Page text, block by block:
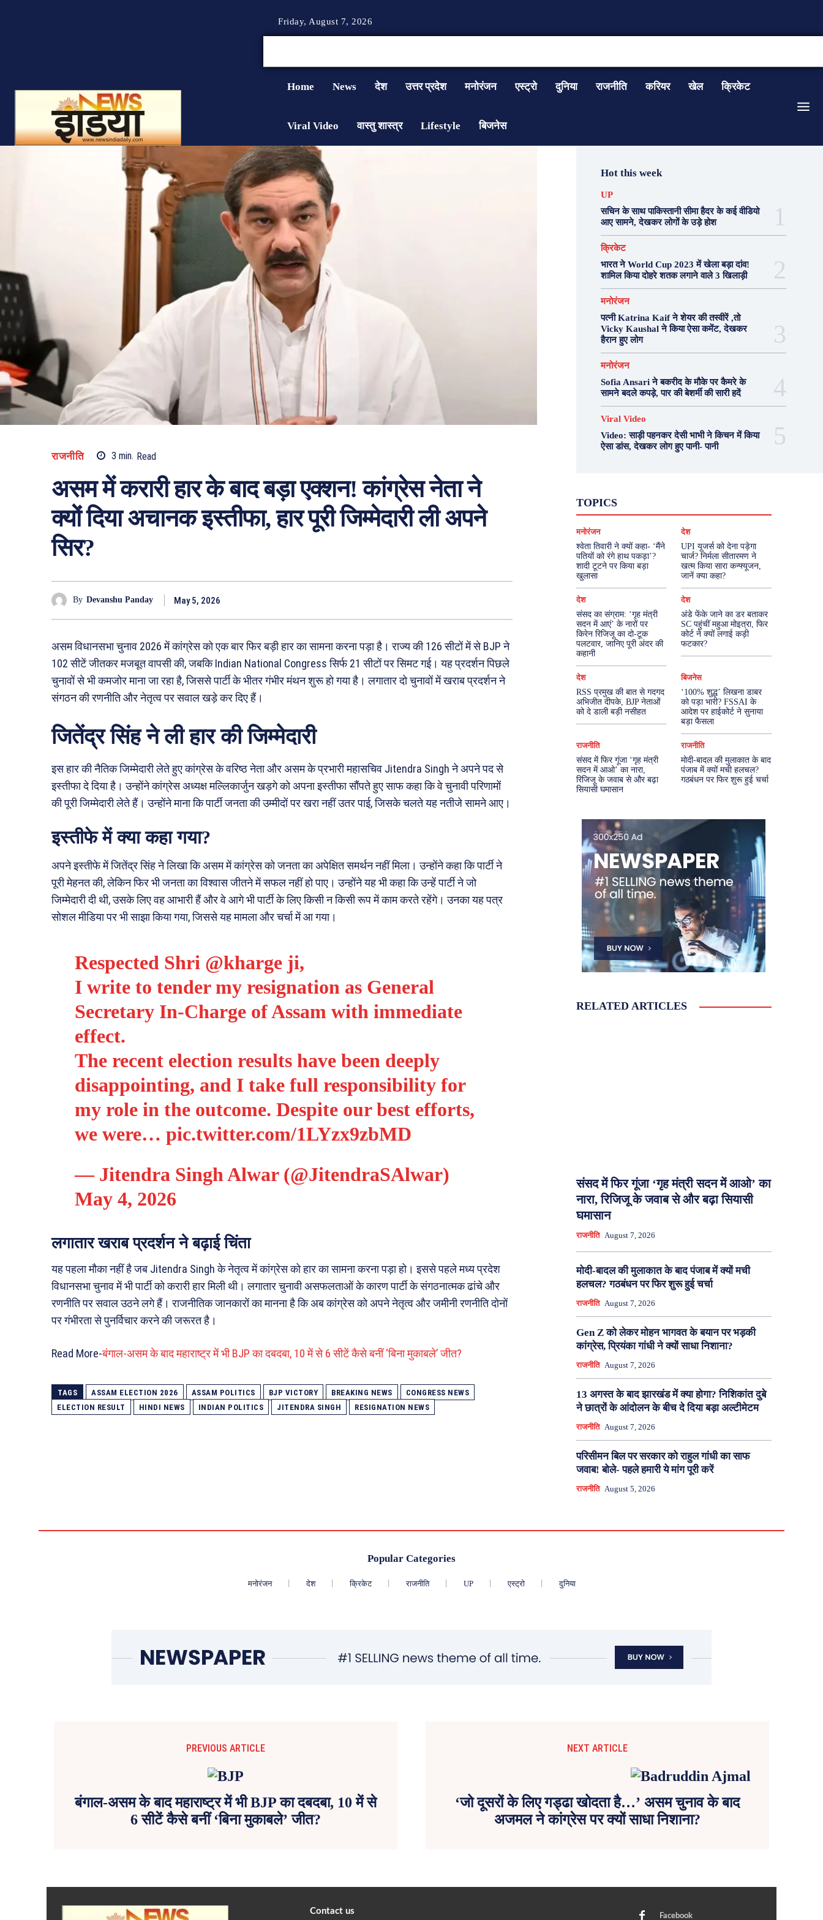
Friday, August 7, 2026
Home News देश उत्तर प्रदेश मनोरंजन एस्ट्रो दुनिया राजनीति करियर खेल क्रिकेट
Viral Video वास्तु शास्त्र Lifestyle बिजनेस
राजनीति 3 min. Read
असम में करारी हार के बाद बड़ा एक्शन! कांग्रेस नेता ने
क्यों दिया अचानक इस्तीफा, हार पूरी जिम्मेदारी ली अपने
सिर?
By Devanshu Panday May 5, 2026
असम विधानसभा चुनाव 2026 में कांग्रेस को एक बार फिर बड़ी हार का सामना करना पड़ा है। राज्य की 126 सीटों में से BJP ने
102 सीटें जीतकर मजबूत वापसी की, जबकि Indian National Congress सिर्फ 21 सीटों पर सिमट गई। यह प्रदर्शन पिछले
चुनावों से भी कमजोर माना जा रहा है, जिससे पार्टी के भीतर गंभीर मंथन शुरू हो गया है। लगातार दो चुनावों में खराब प्रदर्शन ने
संगठन की रणनीति और नेतृत्व पर सवाल खड़े कर दिए हैं।
जितेंद्र सिंह ने ली हार की जिम्मेदारी
इस हार की नैतिक जिम्मेदारी लेते हुए कांग्रेस के वरिष्ठ नेता और असम के प्रभारी महासचिव Jitendra Singh ने अपने पद से
इस्तीफा दे दिया है। उन्होंने कांग्रेस अध्यक्ष मल्लिकार्जुन खड़गे को अपना इस्तीफा सौंपते हुए साफ कहा कि वे चुनावी परिणामों
की पूरी जिम्मेदारी लेते हैं। उन्होंने माना कि पार्टी जनता की उम्मीदों पर खरा नहीं उतर पाई, जिसके चलते यह नतीजे सामने आए।
इस्तीफे में क्या कहा गया?
अपने इस्तीफे में जितेंद्र सिंह ने लिखा कि असम में कांग्रेस को जनता का अपेक्षित समर्थन नहीं मिला। उन्होंने कहा कि पार्टी ने
पूरी मेहनत की, लेकिन फिर भी जनता का विश्वास जीतने में सफल नहीं हो पाए। उन्होंने यह भी कहा कि उन्हें पार्टी ने जो
जिम्मेदारी दी थी, उसके लिए वह आभारी हैं और वे आगे भी पार्टी के लिए किसी न किसी रूप में काम करते रहेंगे। उनका यह पत्र
सोशल मीडिया पर भी साझा किया गया, जिससे यह मामला और चर्चा में आ गया।
Respected Shri @khargeji,
I write to tender my resignation as General
Secretary In-Charge of Assam with immediate
effect.
The recent election results have been deeply
disappointing, and I take full responsibility for
my role in the outcome. Despite our best efforts,
we were… pic.twitter.com/1LYzx9zbMD
— Jitendra Singh Alwar (@JitendraSAlwar)
May 4, 2026
लगातार खराब प्रदर्शन ने बढ़ाई चिंता
यह पहला मौका नहीं है जब Jitendra Singh के नेतृत्व में कांग्रेस को हार का सामना करना पड़ा हो। इससे पहले मध्य प्रदेश
विधानसभा चुनाव में भी पार्टी को करारी हार मिली थी। लगातार चुनावी असफलताओं के कारण पार्टी के संगठनात्मक ढांचे और
रणनीति पर सवाल उठने लगे हैं। राजनीतिक जानकारों का मानना है कि अब कांग्रेस को अपने नेतृत्व और जमीनी रणनीति दोनों
पर गंभीरता से पुनर्विचार करने की जरूरत है।
Read More-बंगाल-असम के बाद महाराष्ट्र में भी BJP का दबदबा, 10 में से 6 सीटें कैसे बनीं ‘बिना मुकाबले’ जीत?
TAGS ASSAM ELECTION 2026 ASSAM POLITICS BJP VICTORY BREAKING NEWS
CONGRESS NEWS
ELECTION RESULT
HINDI NEWS INDIAN POLITICS JITENDRA SINGH RESIGNATION NEWS
Hot this week
UP
सचिन के साथ पाकिस्तानी सीमा हैदर के कई वीडियो
आए सामने, देखकर लोगों के उड़े होश
क्रिकेट
भारत ने World Cup 2023 में खेला बड़ा दांव!
शामिल किया दोहरे शतक लगाने वाले 3 खिलाड़ी
मनोरंजन
पत्नी Katrina Kaif ने शेयर की तस्वीरें ,तो
Vicky Kaushal ने किया ऐसा कमेंट, देखकर
हैरान हुए लोग
मनोरंजन
Sofia Ansari ने बकरीद के मौके पर कैमरे के
सामने बदले कपड़े, पार की बेशर्मी की सारी हदें
Viral Video
Video: साड़ी पहनकर देसी भाभी ने किचन में किया
ऐसा डांस, देखकर लोग हुए पानी- पानी
TOPICS
दुनिया
मनोरंजन
राजनीति वास्तु शास्त्र
More
मनोरंजन
श्वेता तिवारी ने क्यों कहा- ‘मैंने
पतियों को रंगे हाथ पकड़ा’?
शादी टूटने पर किया बड़ा
खुलासा
देश
UPI यूजर्स को देना पड़ेगा
चार्ज? निर्मला सीतारमण ने
खत्म किया सारा कन्फ्यूजन,
जानें क्या कहा?
देश
संसद का संग्राम: ‘गृह मंत्री
सदन में आएं’ के नारों पर
किरेन रिजिजू का दो-टूक
पलटवार, जानिए पूरी अंदर की
कहानी
देश
अंडे फेंके जाने का डर बताकर
SC पहुंचीं महुआ मोइत्रा, फिर
कोर्ट ने क्यों लगाई कड़ी
फटकार?
देश
RSS प्रमुख की बात से गदगद
अभिजीत दीपके, BJP नेताओं
को दे डाली बड़ी नसीहत
बिजनेस
‘100% शुद्ध’ लिखना डाबर
को पड़ा भारी? FSSAI के
आदेश पर हाईकोर्ट ने सुनाया
बड़ा फैसला
राजनीति
संसद में फिर गूंजा ‘गृह मंत्री
सदन में आओ’ का नारा,
रिजिजू के जवाब से और बढ़ा
सियासी घमासान
राजनीति
मोदी-बादल की मुलाकात के बाद
पंजाब में क्यों मची हलचल?
गठबंधन पर फिर शुरू हुई चर्चा
RELATED ARTICLES
संसद में फिर गूंजा ‘गृह मंत्री सदन में आओ’ का
नारा, रिजिजू के जवाब से और बढ़ा सियासी
घमासान
राजनीति August 7, 2026
मोदी-बादल की मुलाकात के बाद पंजाब में क्यों मची
हलचल? गठबंधन पर फिर शुरू हुई चर्चा
राजनीति August 7, 2026
Gen Z को लेकर मोहन भागवत के बयान पर भड़की
कांग्रेस, प्रियंका गांधी ने क्यों साधा निशाना?
राजनीति August 7, 2026
13 अगस्त के बाद झारखंड में क्या होगा? निशिकांत दुबे
ने छात्रों के आंदोलन के बीच दे दिया बड़ा अल्टीमेटम
राजनीति August 7, 2026
परिसीमन बिल पर सरकार को राहुल गांधी का साफ
जवाब! बोले- पहले हमारी ये मांग पूरी करें
राजनीति August 5, 2026
Popular Categories
मनोरंजन देश क्रिकेट राजनीति UP एस्ट्रो दुनिया
PREVIOUS ARTICLE
बंगाल-असम के बाद महाराष्ट्र में भी BJP का दबदबा, 10 में से
6 सीटें कैसे बनीं ‘बिना मुकाबले’ जीत?
NEXT ARTICLE
‘जो दूसरों के लिए गड्ढा खोदता है…’ असम चुनाव के बाद
अजमल ने कांग्रेस पर क्यों साधा निशाना?
Contact us Facebook